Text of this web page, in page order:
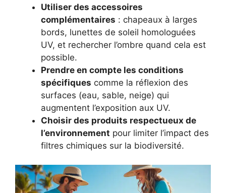
Utiliser des accessoires
complémentaires : chapeaux à larges
bords, lunettes de soleil homologuées
UV, et rechercher l’ombre quand cela est
possible.
Prendre en compte les conditions
spécifiques comme la réflexion des
surfaces (eau, sable, neige) qui
augmentent l’exposition aux UV.
Choisir des produits respectueux de
l’environnement pour limiter l’impact des
filtres chimiques sur la biodiversité.